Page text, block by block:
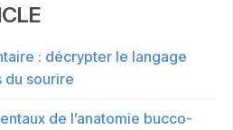
: décrypter le langage
du sourire
de l’anatomie bucco-